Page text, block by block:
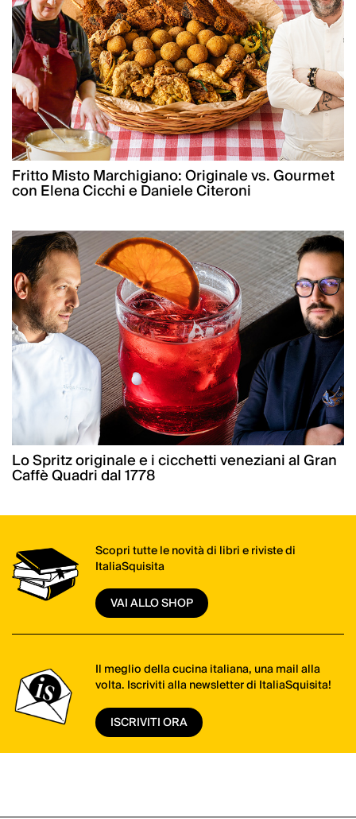
Fritto Misto Marchigiano: Originale vs. Gourmet
con Elena Cicchi e Daniele Citeroni
Lo Spritz originale e i cicchetti veneziani al Gran
Caffè Quadri dal 1778
Scopri tutte le novità di libri e riviste di
ItaliaSquisita
VAI ALLO SHOP
Il meglio della cucina italiana, una mail alla
volta. Iscriviti alla newsletter di ItaliaSquisita!
ISCRIVITI ORA